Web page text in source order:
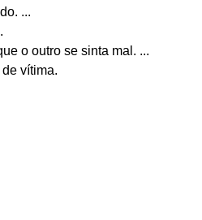
...
o outro se sinta mal. ...
vítima.